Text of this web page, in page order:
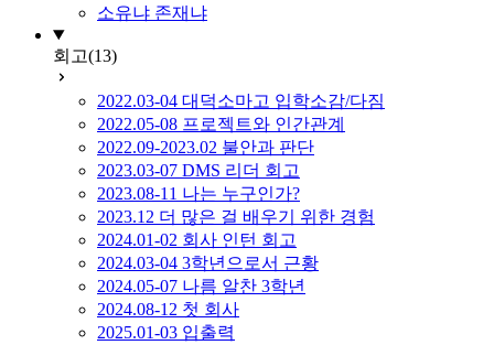
소유냐 존재냐
회고(13)
2022.03-04 대덕소마고 입학소감/다짐
2022.05-08 프로젝트와 인간관계
2022.09-2023.02 불안과 판단
2023.03-07 DMS 리더 회고
2023.08-11 나는 누구인가?
2023.12 더 많은 걸 배우기 위한 경험
2024.01-02 회사 인턴 회고
2024.03-04 3학년으로서 근황
2024.05-07 나름 알찬 3학년
2024.08-12 첫 회사
2025.01-03 입출력